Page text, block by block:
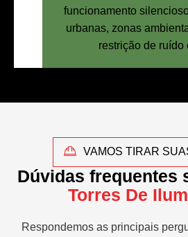
funcionamento
urbanas, zonas
restrição de ruído
VAMOS TIRAR
Dúvidas frequentes
Torres De
Respondemos as principais